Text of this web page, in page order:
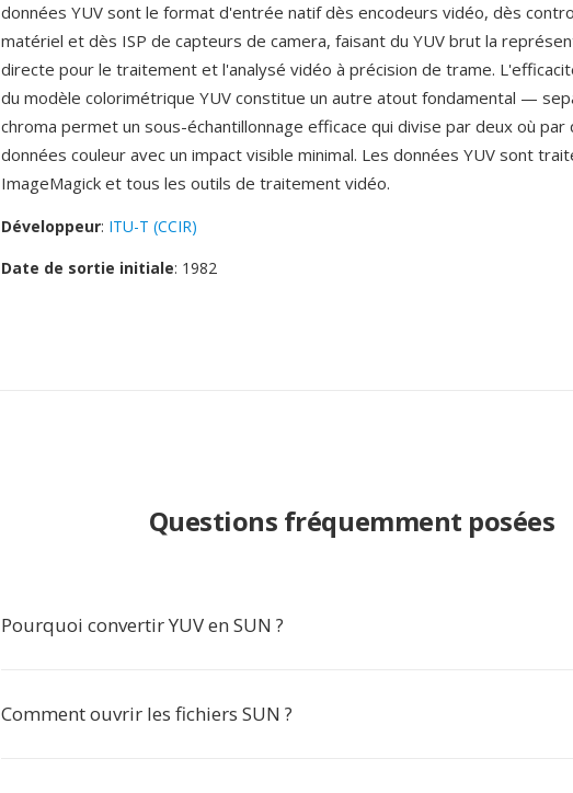
données YUV sont le format d'entrée natif dès encodeurs vidéo, dès
matériel et dès ISP de capteurs de camera, faisant du YUV brut la
directe pour le traitement et l'analysé vidéo à précision de trame.
du modèle colorimétrique YUV constitue un autre atout fondamental —
chroma permet un sous-échantillonnage efficace qui divise par deux où par
données couleur avec un impact visible minimal. Les données YUV sont
ImageMagick et tous les outils de traitement vidéo.
Développeur: ITU-T (CCIR)
Date de sortie initiale: 1982
Questions fréquemment posées
Pourquoi convertir YUV en SUN ?
Comment ouvrir les fichiers SUN ?